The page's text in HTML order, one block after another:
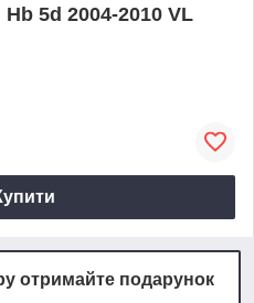
5d 2004-2010 VL
отримайте подарунок